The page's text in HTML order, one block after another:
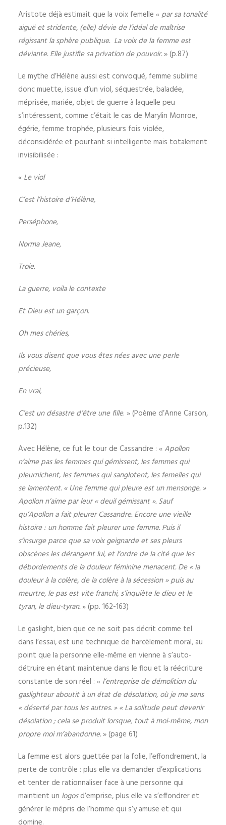
Aristote déjà estimait que la voix femelle «par sa tonalité
aiguë et stridente, (elle) dévie de l’idéal de maîtrise
régissant la sphère publique. La voix de la femme est
déviante. Elle justifie sa privation de pouvoir.» (p.87)
Le mythe d’Hélène aussi est convoqué, femme sublime
donc muette, issue d’un viol, séquestrée, baladée,
méprisée, mariée, objet de guerre à laquelle peu
s’intéressent, comme c’était le cas de Marylin Monroe,
égérie, femme trophée, plusieurs fois violée,
déconsidérée et pourtant si intelligente mais totalement
invisibilisée :
« Le viol
C’est l’histoire d’Hélène,
Perséphone,
Norma Jeane,
Troie.
La guerre, voila le contexte
Et Dieu est un garçon.
Oh mes chéries,
Ils vous disent que vous êtes nées avec une perle
précieuse,
En vrai,
C’est un désastre d’être une fille. » (Poème d’Anne Carson,
p.132)
Avec Hélène, ce fut le tour de Cassandre : «Apollon
n’aime pas les femmes qui gémissent, les femmes qui
pleurnichent, les femmes qui sanglotent, les femelles qui
se lamentent. « Une femme qui pleure est un mensonge. »
Apollon n’aime par leur « deuil gémissant ». Sauf
qu’Apollon a fait pleurer Cassandre. Encore une vieille
histoire : un homme fait pleurer une femme. Puis il
s’insurge parce que sa voix geignarde et ses pleurs
obscènes les dérangent lui, et l’ordre de la cité que les
débordements de la douleur féminine menacent. De « la
douleur à la colère, de la colère à la sécession » puis au
meurtre, le pas est vite franchi, s’inquiète le dieu et le
tyran, le dieu-tyran.» (pp. 162-163)
Le gaslight, bien que ce ne soit pas décrit comme tel
dans l’essai, est une technique de harcèlement moral, au
point que la personne elle-même en vienne à s’auto-
détruire en étant maintenue dans le flou et la réécriture
constante de son réel : « l’entreprise de démolition du
gaslighteur aboutit à un état de désolation, où je me sens
« déserté par tous les autres. » « La solitude peut devenir
désolation ; cela se produit lorsque, tout à moi-même, mon
propre moi m’abandonne.» (page 61)
La femme est alors guettée par la folie, l’effondrement, la
perte de contrôle : plus elle va demander d’explications
et tenter de rationnaliser face à une personne qui
maintient un logosd’emprise, plus elle va s’effondrer et
générer le mépris de l’homme qui s’y amuse et qui
domine.